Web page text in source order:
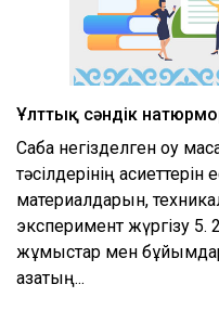
Ұлттық сәндік
Сабақ негізделген оқу
тәсілдерінің
материалдарын,
эксперимент жүргізу
жұмыстар мен
қазақтың...